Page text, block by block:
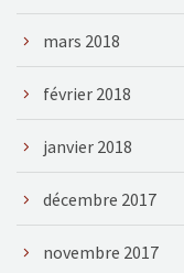
mars 2018
février 2018
janvier 2018
décembre 2017
novembre 2017